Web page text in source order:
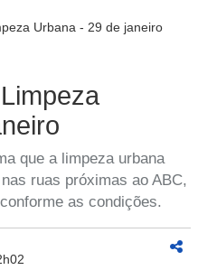
Urbana - 29 de janeiro
que a limpeza urbana
ruas próximas ao ABC,
as condições.